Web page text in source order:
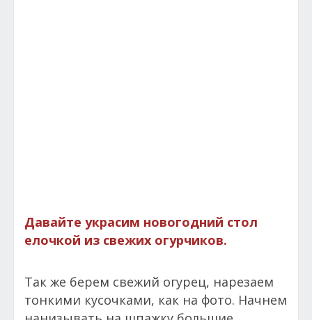
Давайте украсим новогодний стол
елочкой из свежих огурчиков.
Так же берем свежий огурец, нарезаем
тонкими кусочками, как на фото. Начнем